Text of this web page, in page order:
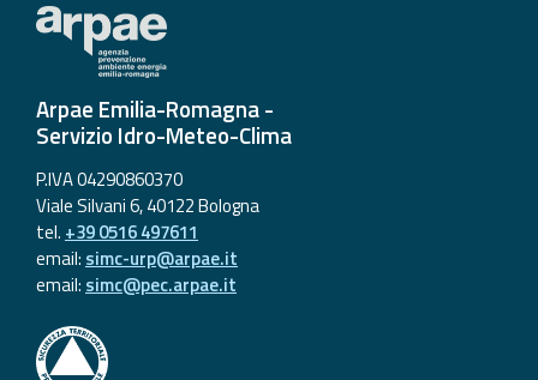
Useful info
For
About the
project
Contacts
Arpae Emilia-Romagna -
Servizio Idro-Meteo-Clima
P.IVA 04290860370
Viale Silvani 6, 40122 Bologna
tel. +39 0516 497611
email: simc-urp@arpae.it
email: simc@pec.arpae.it